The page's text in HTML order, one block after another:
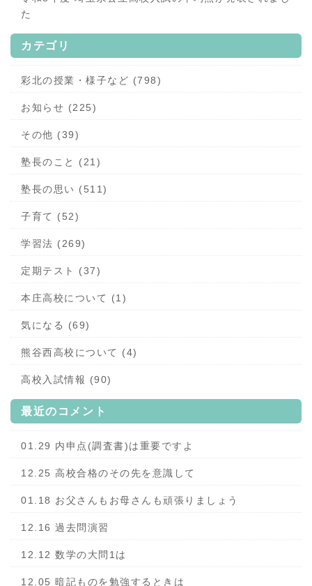
た
カテゴリ
彩北の授業・様子など (798)
お知らせ (225)
その他 (39)
塾長のこと (21)
塾長の思い (511)
子育て (52)
学習法 (269)
定期テスト (37)
本庄高校について (1)
気になる (69)
熊谷西高校について (4)
高校入試情報 (90)
最近のコメント
01.29 内申点(調査書)は重要ですよ
12.25 高校合格のその先を意識して
01.18 お父さんもお母さんも頑張りましょう
12.16 過去問演習
12.12 数学の大問1は
12.05 暗記ものを勉強するときは